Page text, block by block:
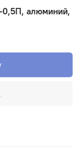
0,5П, алюминий,